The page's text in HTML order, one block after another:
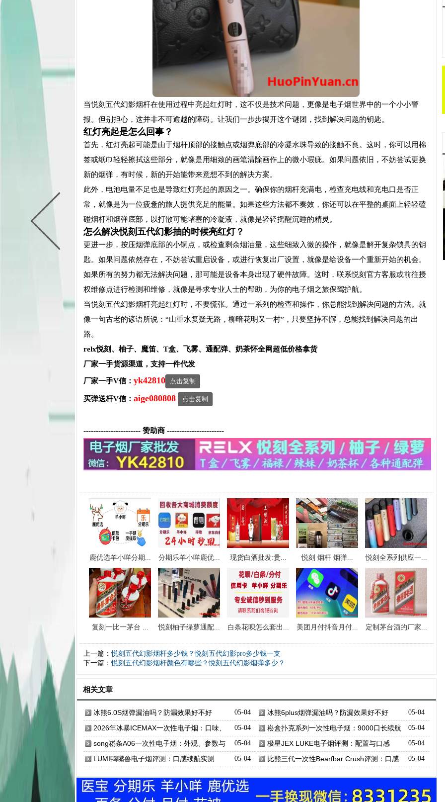
当悦刻五代幻影烟杆在使用过程中亮起红灯时，这不仅是技术问题，更像是电子烟世界中的一个小小警
报。但别担心，这并非不可逾越的障碍。让我们一步步揭开这个谜团，找到解决问题的钥匙。
红灯亮起是怎么回事？
首先，红灯亮起可能是由于烟杆顶部的接触点或烟弹底部的冷凝水珠导致的接触不良。这时，你可以用棉
签或纸巾轻轻擦拭这些部分，就像是用细致的画笔清除画作上的微小瑕疵。如果问题依旧，不妨尝试更换
新的烟弹，有时候，新的开始能带来意想不到的解决方案。
此外，电池电量不足也是导致红灯亮起的原因之一。确保你的烟杆充满电，检查充电线和充电口是否正
常，就像是为一位疲惫的旅人提供充足的能量。如果这些方法都不奏效，你还可以在平整的桌面上轻轻磕
碰烟杆和烟弹底部，以打散可能堵塞的冷凝液，就像是轻轻摇醒沉睡的精灵。
怎么解决悦刻五代幻影抽的时候亮红灯？
更进一步，按压烟弹底部的小铜点，或检查剩余烟油量，这些细致入微的操作，就像是解开复杂锁具的钥
匙。如果问题依然存在，不妨尝试重启设备，或进行恢复出厂设置，就像是给设备一个重新开始的机会。
如果所有的努力都无法解决问题，那可能是设备本身出现了硬件故障。这时，联系悦刻官方客服或前往授
权维修点进行检测和维修，就像是寻求专业人士的帮助，为你的电子烟之旅保驾护航。
当悦刻五代幻影烟杆亮起红灯时，不要慌张。通过一系列的检查和操作，你总能找到解决问题的方法。就
像一句古老的谚语所说：“山重水复疑无路，柳暗花明又一村”，只要坚持不懈，总能找到解决问题的出
路。
relx悦刻、柚子、魔笛、T盒、飞雾、通配弹、奶茶怀全网超低价格拿货
厂家一手货源渠道，支持一件代发
厂家一手V信： yk42810 点击复制
买弹送杆V信： aige080808 点击复制
----------------------- 赞助商 -----------------------
鹿优选羊小咩分期... 分期乐羊小咩鹿优... 现货白酒批发:贵... 悦刻 烟杆 烟弹... 悦刻全系列供应一...
复刻一比一茅台 ... 悦刻柚子绿萝通配... 白条花呗怎么套出... 美团月付抖音月付... 定制茅台酒的厂家...
上一篇：悦刻五代幻影烟杆多少钱？悦刻五代幻影pro多少钱一支
下一篇：悦刻五代幻影烟杆颜色有哪些？悦刻五代幻影烟弹多少？
相关文章
05-04
冰熊6.0S烟弹漏油吗？防漏效果好不好 05-04
冰熊6plus烟弹漏油吗？防漏效果好不好
05-04
2026年冰暴ICEMAX一次性电子烟：口味、
技术、评测
05-04
崧盒扑克系列一次性电子烟：9000口长续航
与社交化设计
05-04
song崧条A06一次性电子烟：外观、参数与
使用体验
05-04
极星JEX LUKE电子烟评测：配置与口感
05-04
LUMI鸭嘴兽电子烟评测：口感续航实测 05-04
比熊三代一次性Bearfbar Crush评测：口感